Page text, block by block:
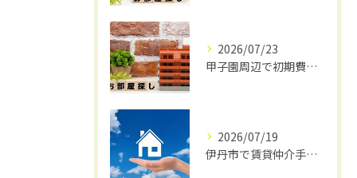
2026/07/23
甲子園周辺で初期費用安く賃貸探し
2026/07/19
伊丹市で賃貸仲介手数料無料の賢い借り方